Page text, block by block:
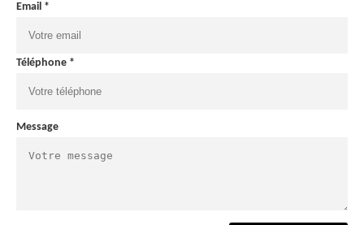
Email *
Téléphone *
Message